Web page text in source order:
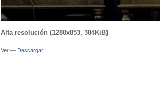
Alta resolución (1280x853, 384KiB)
Ver— Descargar